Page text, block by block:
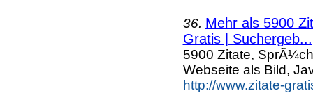
36. Mehr als 5900
Gratis | Suchergeb...
5900 Zitate,
Webseite als Bild,
http://www.zitate-